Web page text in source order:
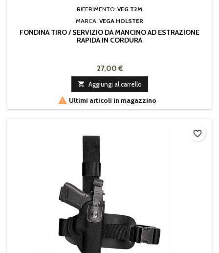
RIFERIMENTO: VEG T2M
MARCA: VEGA HOLSTER
FONDINA TIRO / SERVIZIO DA MANCINO AD ESTRAZIONE
RAPIDA IN CORDURA
27,00 €
 Aggiungi al carrello
 Ultimi articoli in magazzino
favorite_border